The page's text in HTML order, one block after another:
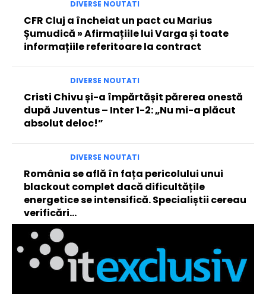
DIVERSE NOUTATI
CFR Cluj a încheiat un pact cu Marius
Șumudică » Afirmațiile lui Varga și toate
informațiile referitoare la contract
DIVERSE NOUTATI
Cristi Chivu și-a împărtășit părerea onestă
după Juventus – Inter 1-2: „Nu mi-a plăcut
absolut deloc!”
DIVERSE NOUTATI
România se află în fața pericolului unui
blackout complet dacă dificultățile
energetice se intensifică. Specialiștii cereau
verificări…